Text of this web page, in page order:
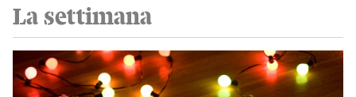
La settimana